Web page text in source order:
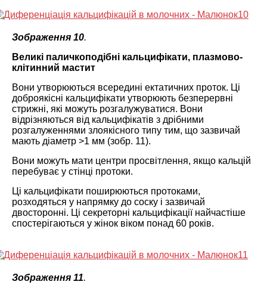
Зображення 10.
Великі паличкоподібні кальцифікати, плазмово-
клітинний мастит
Вони утворюються всередині ектатичних проток. Ці
доброякісні кальцифікати утворюють безперервні
стрижні, які можуть розгалужуватися. Вони
відрізняються від кальцифікатів з дрібними
розгалуженнями злоякісного типу тим, що зазвичай
мають діаметр >1 мм (зобр. 11).
Вони можуть мати центри просвітлення, якщо кальцій
перебуває у стінці протоки.
Ці кальцифікати поширюються протоками,
розходяться у напрямку до соску і зазвичай
двосторонні. Ці секреторні кальцифікації найчастіше
спостерігаються у жінок віком понад 60 років.
Зображення 11.